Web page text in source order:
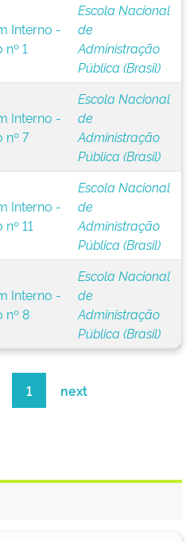
Interno -
1
Escola Nacional
de
Administração
Pública (Brasil)
Interno -
nº 7
Escola Nacional
de
Administração
Pública (Brasil)
Interno -
11
Escola Nacional
de
Administração
Pública (Brasil)
Interno -
nº 8
Escola Nacional
de
Administração
Pública (Brasil)
1 next